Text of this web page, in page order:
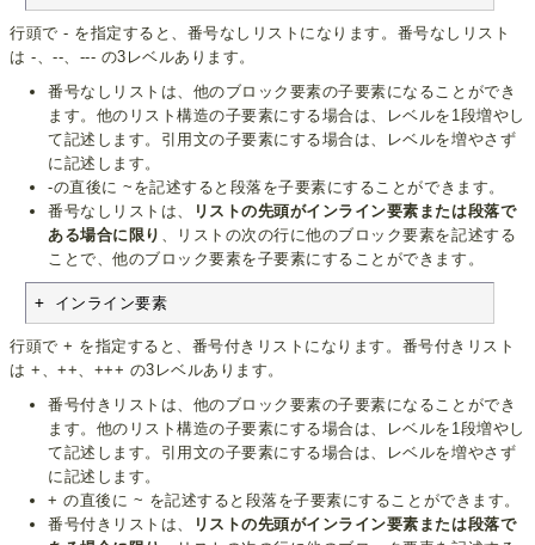
行頭で - を指定すると、番号なしリストになります。番号なしリスト
は -、--、--- の3レベルあります。
番号なしリストは、他のブロック要素の子要素になることができ
ます。他のリスト構造の子要素にする場合は、レベルを1段増やし
て記述します。引用文の子要素にする場合は、レベルを増やさず
に記述します。
-の直後に ~を記述すると段落を子要素にすることができます。
番号なしリストは、
リストの先頭がインライン要素または段落で
ある場合に限り 、リストの次の行に他のブロック要素を記述する
ことで、他のブロック要素を子要素にすることができます。
+ インライン要素
行頭で + を指定すると、番号付きリストになります。番号付きリスト
は +、++、+++ の3レベルあります。
番号付きリストは、他のブロック要素の子要素になることができ
ます。他のリスト構造の子要素にする場合は、レベルを1段増やし
て記述します。引用文の子要素にする場合は、レベルを増やさず
に記述します。
+ の直後に ~ を記述すると段落を子要素にすることができます。
番号付きリストは、
リストの先頭がインライン要素または段落で